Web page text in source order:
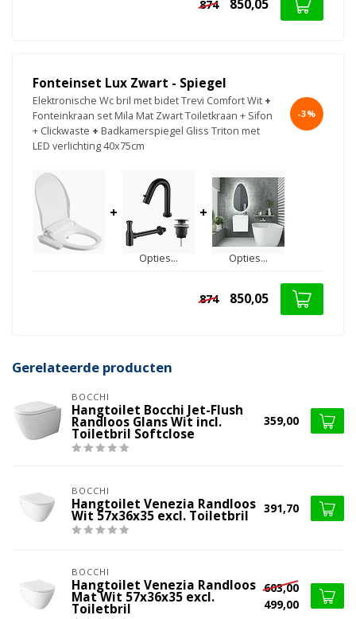
874 850,05
Fonteinset Lux Zwart - Spiegel
Elektronische Wc bril met bidet Trevi Comfort Wit +
Fonteinkraan set Mila Mat Zwart Toiletkraan + Sifon
+ Clickwaste + Badkamerspiegel Gliss Triton met
LED verlichting 40x75cm
-3%
+
Opties...
+
Opties...
874 850,05
Gerelateerde producten
BOCCHI
Hangtoilet Bocchi Jet-Flush
Randloos Glans Wit incl.
Toiletbril Softclose
359,00
BOCCHI
Hangtoilet Venezia Randloos
Wit 57x36x35 excl. Toiletbril 391,70
BOCCHI
Hangtoilet Venezia Randloos
Mat Wit 57x36x35 excl.
Toiletbril
603,00
499,00